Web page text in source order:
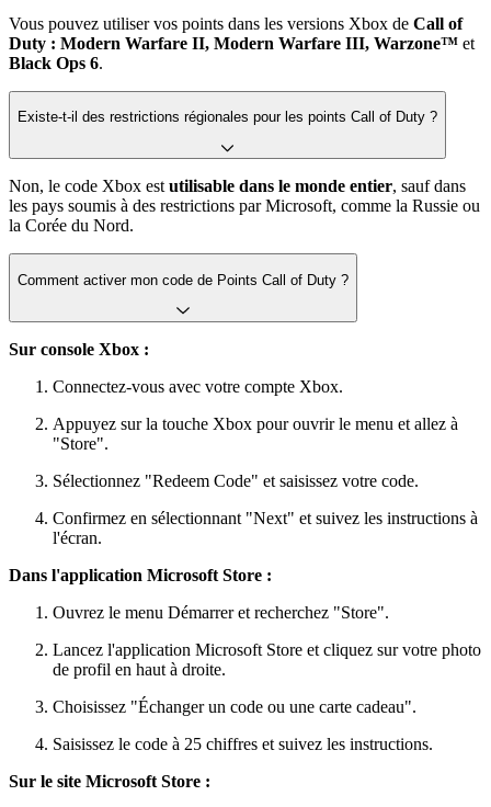
Vous pouvez utiliser vos points dans les versions Xbox de Call of
Duty : Modern Warfare II, Modern Warfare III, Warzone™ et
Black Ops 6.
Existe-t-il des restrictions régionales pour les points Call of Duty ?
Non, le code Xbox est utilisable dans le monde entier, sauf dans
les pays soumis à des restrictions par Microsoft, comme la Russie ou
la Corée du Nord.
Comment activer mon code de Points Call of Duty ?
Sur console Xbox :
Connectez-vous avec votre compte Xbox.
Appuyez sur la touche Xbox pour ouvrir le menu et allez à
"Store".
Sélectionnez "Redeem Code" et saisissez votre code.
Confirmez en sélectionnant "Next" et suivez les instructions à
l'écran.
Dans l'application Microsoft Store :
Ouvrez le menu Démarrer et recherchez "Store".
Lancez l'application Microsoft Store et cliquez sur votre photo
de profil en haut à droite.
Choisissez "Échanger un code ou une carte cadeau".
Saisissez le code à 25 chiffres et suivez les instructions.
Sur le site Microsoft Store :